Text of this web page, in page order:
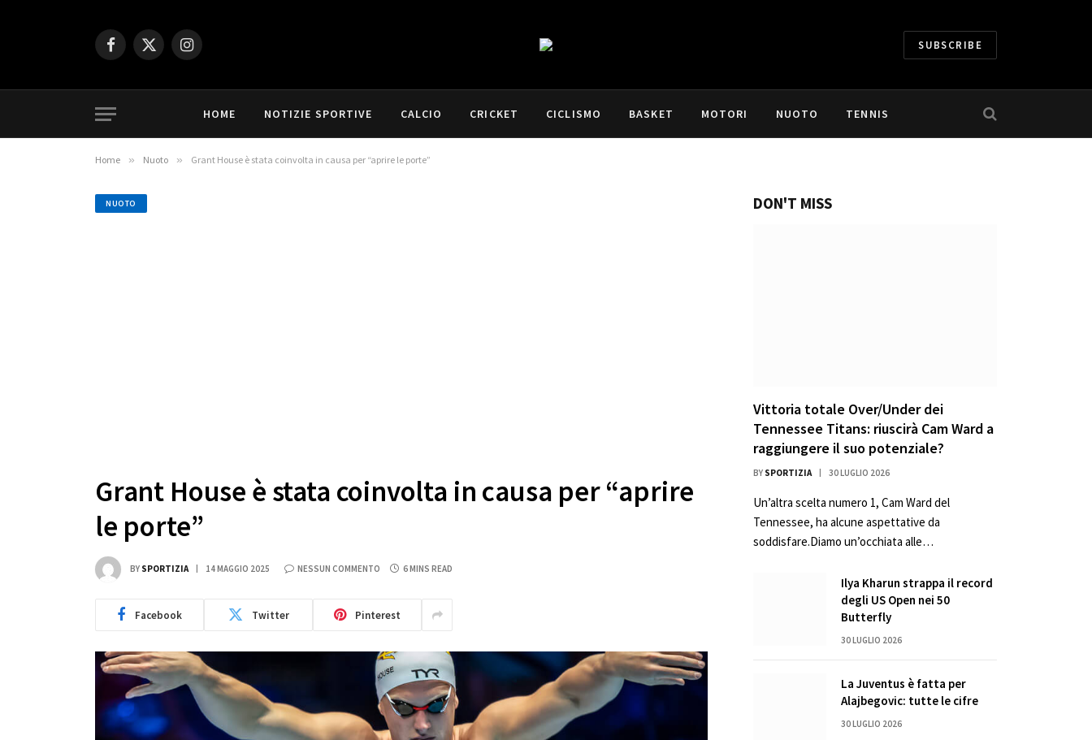
Facebook
X
Instagram SUBSCRIBE
HOME NOTIZIE SPORTIVE CALCIO CRICKET CICLISMO BASKET MOTORI NUOTO TENNIS
Home » Nuoto » Grant House è stata coinvolta in causa per “aprire le porte”
NUOTO
Grant House è stata coinvolta in causa per “aprire
le porte”
BY SPORTIZIA 14 MAGGIO 2025 NESSUN COMMENTO 6 MINS READ
Facebook Twitter Pinterest
DON'T MISS
Vittoria totale Over/Under dei
Tennessee Titans: riuscirà Cam Ward a
raggiungere il suo potenziale?
BY SPORTIZIA 30 LUGLIO 2026
Un’altra scelta numero 1, Cam Ward del
Tennessee, ha alcune aspettative da
soddisfare.Diamo un’occhiata alle…
Ilya Kharun strappa il record
degli US Open nei 50
Butterfly
30 LUGLIO 2026
La Juventus è fatta per
Alajbegovic: tutte le cifre
30 LUGLIO 2026